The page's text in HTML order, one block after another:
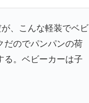
、こんな軽装でベビ
だのでパンパンの荷
る。ベビーカーは子